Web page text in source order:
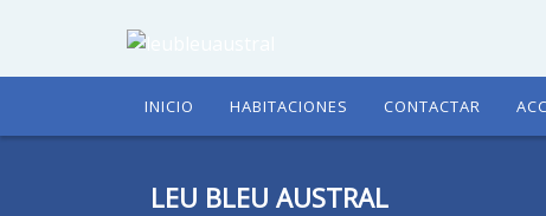
INICIO HABITACIONES CONTACTAR
LEU BLEU AUSTRAL